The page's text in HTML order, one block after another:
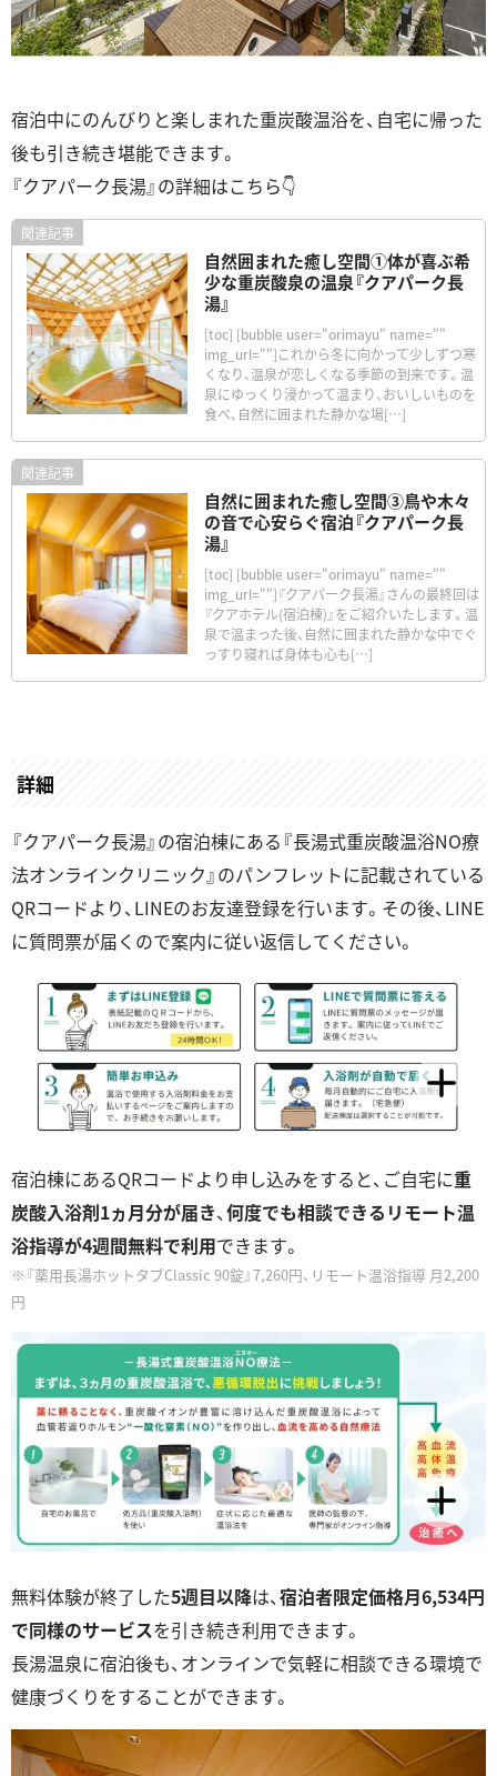
宿泊中にのんびりと楽しまれた重炭酸温浴を、自宅に帰った
後も引き続き堪能できます。
『クアパーク長湯』の詳細はこちら👇
自然囲まれた癒し空間①体が喜ぶ希
少な重炭酸泉の温泉『クアパーク長
湯』
[toc] [bubble user="orimayu" name=""
img_url=""]これから冬に向かって少しずつ寒
くなり、温泉が恋しくなる季節の到来です。温
泉にゆっくり浸かって温まり、おいしいものを
食べ、自然に囲まれた静かな場[…]
自然に囲まれた癒し空間③鳥や木々
の音で心安らぐ宿泊『クアパーク長
湯』
[toc] [bubble user="orimayu" name=""
img_url=""]『クアパーク長湯』さんの最終回は
『クアホテル(宿泊棟)』をご紹介いたします。温
泉で温まった後、自然に囲まれた静かな中でぐ
っすり寝れば身体も心も[…]
詳細
『クアパーク長湯』の宿泊棟にある『長湯式重炭酸温浴NO療
法オンラインクリニック』のパンフレットに記載されている
QRコードより、LINEのお友達登録を行います。その後、LINE
に質問票が届くので案内に従い返信してください。
宿泊棟にあるQRコードより申し込みをすると、ご自宅に重
炭酸入浴剤1ヵ月分が届き、何度でも相談できるリモート温
浴指導が4週間無料で利用できます。
『薬用長湯ホットタブClassic 90錠』7,260円、リモート温浴指導 月2,200
円
無料体験が終了した5週目以降は、宿泊者限定価格月6,534円
で同様のサービスを引き続き利用できます。
長湯温泉に宿泊後も、オンラインで気軽に相談できる環境で
健康づくりをすることができます。